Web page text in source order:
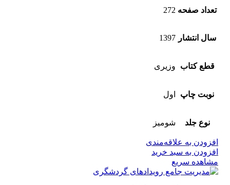
تعداد صفحه 272
سال انتشار 1397
قطع کتاب وزیری
نوبت چاپ اول
نوع جلد شومیز
افزودن به علاقه‌مندی
افزودن به سبد خرید
مشاهده سریع